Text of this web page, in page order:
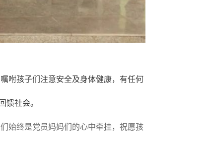
咐孩子们注意安全及身体健康，有任何
馈社会。
始终是党员妈妈们的心中牵挂，祝愿孩